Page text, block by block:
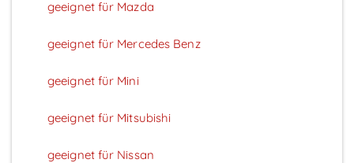
geeignet für Mazda
geeignet für Mercedes Benz
geeignet für Mini
geeignet für Mitsubishi
geeignet für Nissan